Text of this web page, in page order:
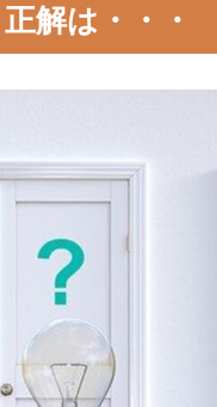
解は・・・